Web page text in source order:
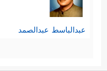
عبدالباسط عبدالصمد